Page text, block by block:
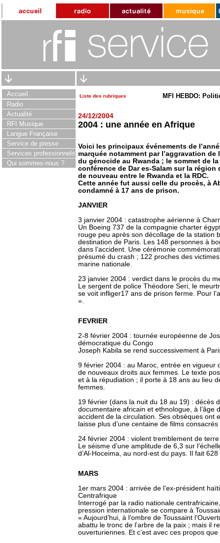
Accueil
Radio
Actualité
RFI Musique
Langue Française
Service de presse
Services professionnels
Qui sommes-nous ?
Liste des rubriques MFI HEBDO:
24/12/2004
2004 : une année en Afrique
Voici les principaux événements de
marquée notamment par l’aggravation
du génocide au Rwanda ; le sommet de
conférence de Dar es-Salam sur la
de nouveau entre le Rwanda et la RDC.
Cette année fut aussi celle du procès, à
condamné à 17 ans de prison.
JANVIER
3 janvier 2004 : catastrophe aérienne à
Un Boeing 737 de la compagnie charter
rouge peu après son décollage de la station
destination de Paris. Les 148 personnes à
dans l’accident. Une cérémonie
présumé du crash ; 122 proches des
marine nationale.
23 janvier 2004 : verdict dans le procès du
Le sergent de police Théodore Seri, le
se voit infliger17 ans de prison ferme. Pour
».
FEVRIER
2-8 février 2004 : tournée européenne de
démocratique du Congo
Joseph Kabila se rend successivement à
9 février 2004 : au Maroc, entrée en vigueur
de nouveaux droits aux femmes. Le texte
et à la répudiation ; il porte à 18 ans au lieu
femmes.
19 février (dans la nuit du 18 au 19) : décès
documentaire africain et ethnologue, à l’âge
accident de la circulation. Ses obsèques ont
laisse plus d’une centaine de films
24 février 2004 : violent tremblement de
Le séisme d’une amplitude de 6,3 sur
d’Al-Hoceima, au nord-est du pays. Il fait
MARS
1er mars 2004 : arrivée de l’ex-président
Centrafrique
Interrogé par la radio nationale
pression internationale se compare à
« Aujourd’hui, à l’ombre de Toussaint
abattu le tronc de l’arbre de la paix ; mais il
ouverturiennes. Et c’est avec ces propos que